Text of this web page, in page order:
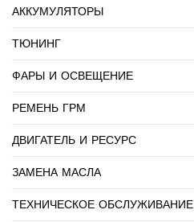
АККУМУЛЯТОРЫ
ТЮНИНГ
ФАРЫ И ОСВЕЩЕНИЕ
РЕМЕНЬ ГРМ
ДВИГАТЕЛЬ И РЕСУРС
ЗАМЕНА МАСЛА
ТЕХНИЧЕСКОЕ ОБСЛУЖИВАНИЕ